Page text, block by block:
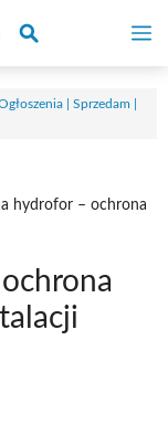
| Sprzedam |
hydrofor – ochrona